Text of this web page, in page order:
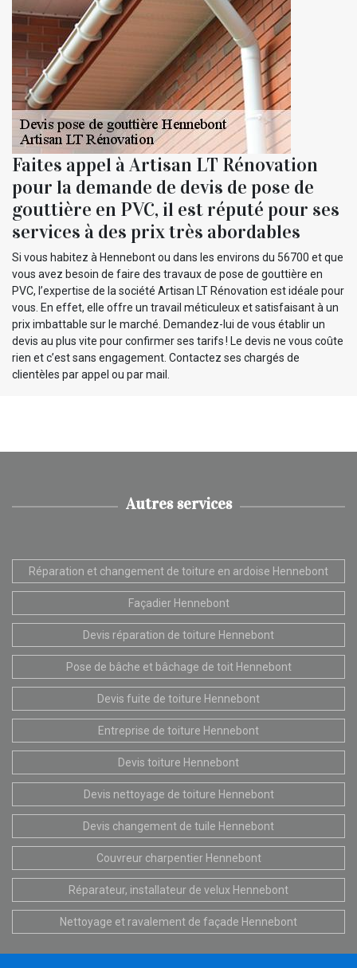
Faites appel à Artisan LT Rénovation
pour la demande de devis de pose de
gouttière en PVC, il est réputé pour ses
services à des prix très abordables
Si vous habitez à Hennebont ou dans les environs du 56700 et que
vous avez besoin de faire des travaux de pose de gouttière en
PVC, l’expertise de la société Artisan LT Rénovation est idéale pour
vous. En effet, elle offre un travail méticuleux et satisfaisant à un
prix imbattable sur le marché. Demandez-lui de vous établir un
devis au plus vite pour confirmer ses tarifs ! Le devis ne vous coûte
rien et c’est sans engagement. Contactez ses chargés de
clientèles par appel ou par mail.
Autres services
Réparation et changement de toiture en ardoise Hennebont
Façadier Hennebont
Devis réparation de toiture Hennebont
Pose de bâche et bâchage de toit Hennebont
Devis fuite de toiture Hennebont
Entreprise de toiture Hennebont
Devis toiture Hennebont
Devis nettoyage de toiture Hennebont
Devis changement de tuile Hennebont
Couvreur charpentier Hennebont
Réparateur, installateur de velux Hennebont
Nettoyage et ravalement de façade Hennebont